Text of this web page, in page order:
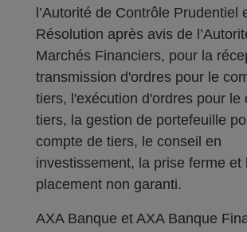
l’Autorité de Contrôle Prudentiel
Résolution après avis de
Marchés Financiers, pour la
transmission d'ordres pour le
tiers, l'exécution d'ordres pour le
tiers, la gestion de portefeuille
compte de tiers, le conseil en
investissement, la prise ferme et
placement non garanti.
AXA Banque et AXA Banque